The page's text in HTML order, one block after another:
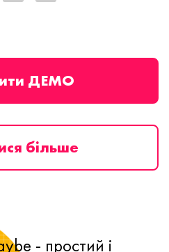
ДЕМО
більше
- простий і